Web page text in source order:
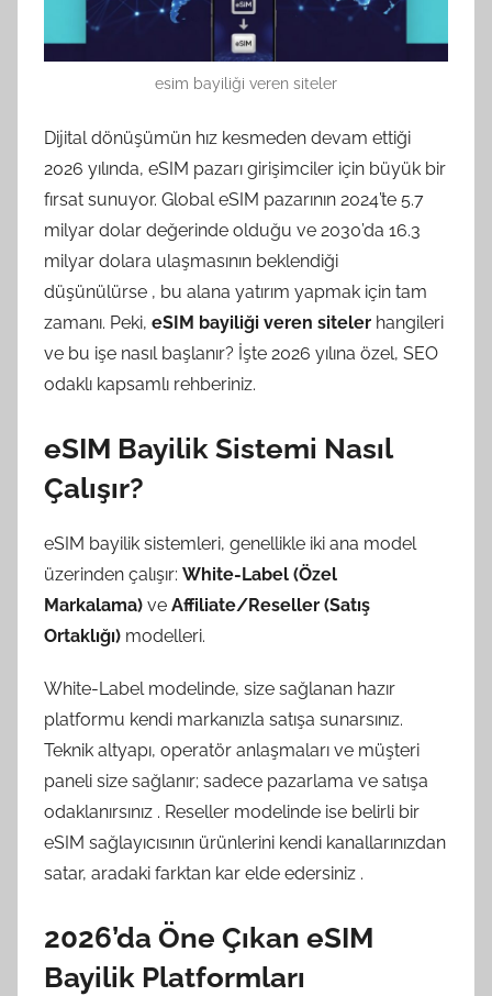
esim bayiliği veren siteler
Dijital dönüşümün hız kesmeden devam ettiği
2026 yılında, eSIM pazarı girişimciler için büyük bir
fırsat sunuyor. Global eSIM pazarının 2024’te 5.7
milyar dolar değerinde olduğu ve 2030’da 16.3
milyar dolara ulaşmasının beklendiği
düşünülürse , bu alana yatırım yapmak için tam
zamanı. Peki, eSIM bayiliği veren siteler hangileri
ve bu işe nasıl başlanır? İşte 2026 yılına özel, SEO
odaklı kapsamlı rehberiniz.
eSIM Bayilik Sistemi Nasıl
Çalışır?
eSIM bayilik sistemleri, genellikle iki ana model
üzerinden çalışır: White-Label (Özel
Markalama) ve Affiliate/Reseller (Satış
Ortaklığı) modelleri.
White-Label modelinde, size sağlanan hazır
platformu kendi markanızla satışa sunarsınız.
Teknik altyapı, operatör anlaşmaları ve müşteri
paneli size sağlanır; sadece pazarlama ve satışa
odaklanırsınız . Reseller modelinde ise belirli bir
eSIM sağlayıcısının ürünlerini kendi kanallarınızdan
satar, aradaki farktan kar elde edersiniz .
2026’da Öne Çıkan eSIM
Bayilik Platformları